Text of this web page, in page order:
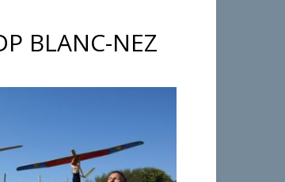
BLANC-NEZ